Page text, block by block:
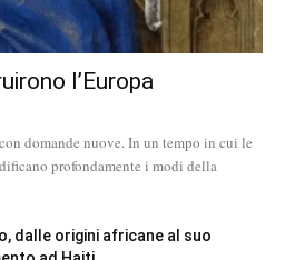
l’Europa
domande nuove. In un tempo in cui le
profondamente i modi della
dalle origini africane al suo